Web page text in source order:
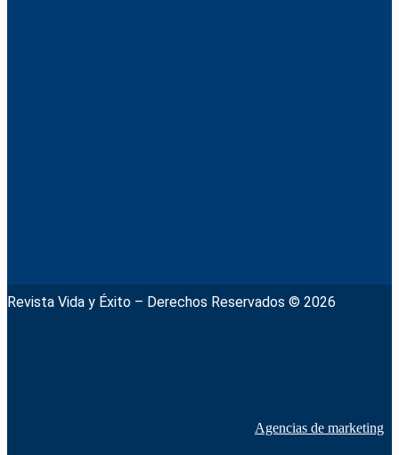
Revista Vida y Éxito – Derechos Reservados © 2026
Agencias de marketing